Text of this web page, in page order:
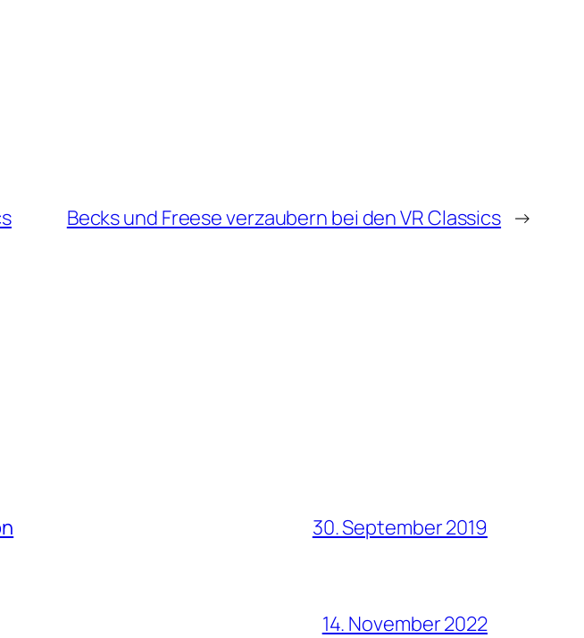
Becks und Freese verzaubern bei den VR Classics →
30. September 2019
14. November 2022